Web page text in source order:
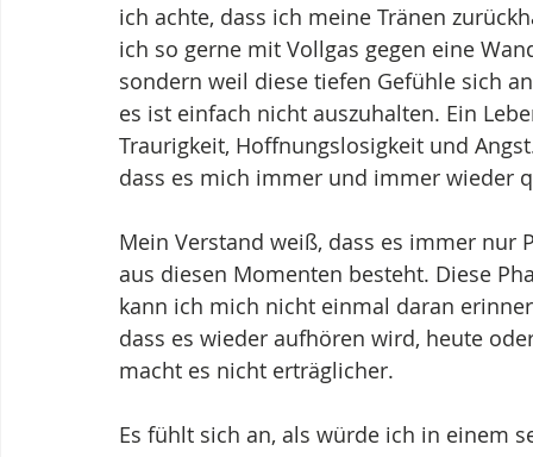
ich achte, dass ich meine Tränen
ich so gerne mit Vollgas gegen eine
sondern weil diese tiefen Gefühle sich
es ist einfach nicht auszuhalten. Ein
Traurigkeit, Hoffnungslosigkeit und
dass es mich immer und immer wieder
Mein Verstand weiß, dass es immer
aus diesen Momenten besteht. Diese
kann ich mich nicht einmal daran
dass es wieder aufhören wird, heute
macht es nicht erträglicher.
Es fühlt sich an, als würde ich in einem